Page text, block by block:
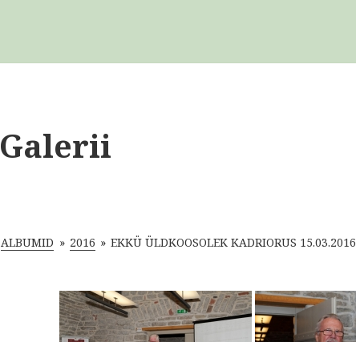
Galerii
ALBUMID » 2016 » EKKÜ ÜLDKOOSOLEK KADRIORUS 15.03.2016